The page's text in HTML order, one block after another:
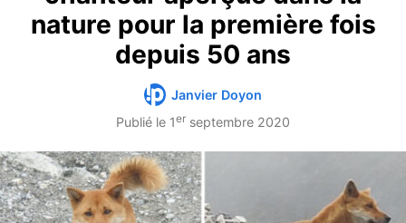
nature pour la première fois
depuis 50 ans
Janvier Doyon
Publié le 1er septembre 2020